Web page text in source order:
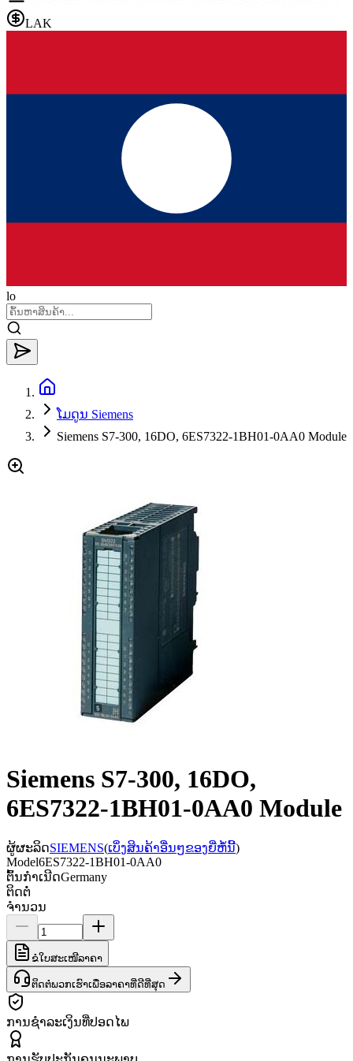
LAK
lo
ໂມດູນ Siemens
Siemens S7-300, 16DO, 6ES7322-1BH01-0AA0 Module
Siemens S7-300, 16DO,
6ES7322-1BH01-0AA0 Module
ຜູ້ຜະລິດSIEMENS(ເບິ່ງສິນຄ້າອື່ນໆຂອງຍີ່ຫໍ້ນີ້)
Model6ES7322-1BH01-0AA0
ຕົ້ນກຳເນີດGermany
ຕິດຕໍ່
ຈຳນວນ
ຂໍໃບສະເໜີລາຄາ
ຕິດຕໍ່ພວກເຮົາເພື່ອລາຄາທີ່ດີທີ່ສຸດ
ການຊຳລະເງິນທີ່ປອດໄພ